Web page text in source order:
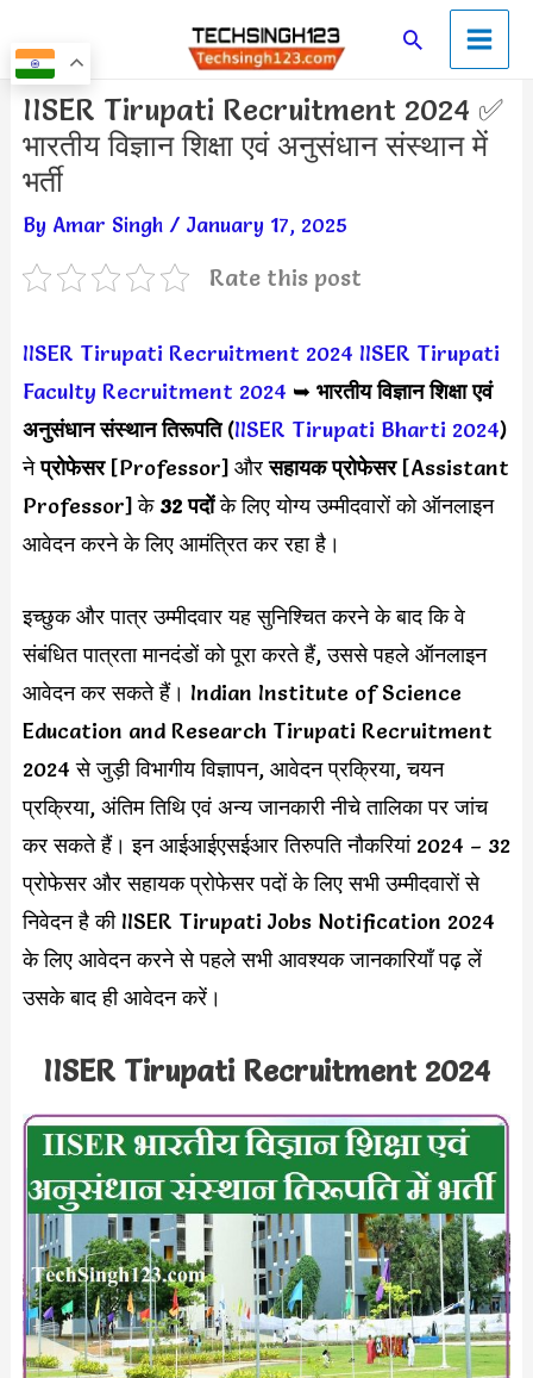
to
content
SearchMain
Menu
IISER Tirupati Recruitment 2024 ✅
भारतीय विज्ञान शिक्षा एवं अनुसंधान संस्थान में
भर्ती
By Amar Singh / January 17, 2025
Rate this post
IISER Tirupati Recruitment 2024 IISER Tirupati
Faculty Recruitment 2024 ➥ भारतीय विज्ञान शिक्षा एवं
अनुसंधान संस्थान तिरूपति(IISER Tirupati Bharti 2024)
नेप्रोफेसर[Professor] औरसहायक प्रोफेसर[Assistant
Professor] के 32 पदोंके लिए योग्य उम्मीदवारों को ऑनलाइन
आवेदन करने के लिए आमंत्रित कर रहा है।
इच्छुक और पात्र उम्मीदवार यह सुनिश्चित करने के बाद कि वे
संबंधित पात्रता मानदंडों को पूरा करते हैं, उससे पहले ऑनलाइन
आवेदन कर सकते हैं। Indian Institute of Science
Education and Research Tirupati Recruitment
2024 से जुड़ी विभागीय विज्ञापन, आवेदन प्रक्रिया, चयन
प्रक्रिया, अंतिम तिथि एवं अन्य जानकारी नीचे तालिका पर जांच
कर सकते हैं। इन आईआईएसईआर तिरुपति नौकरियां 2024 – 32
प्रोफेसर और सहायक प्रोफेसर पदों के लिए सभी उम्मीदवारों से
निवेदन है की IISER Tirupati Jobs Notification 2024
के लिए आवेदन करने से पहले सभी आवश्यक जानकारियाँ पढ़ लें
उसके बाद ही आवेदन करें।
IISER Tirupati Recruitment 2024
Post
navigation